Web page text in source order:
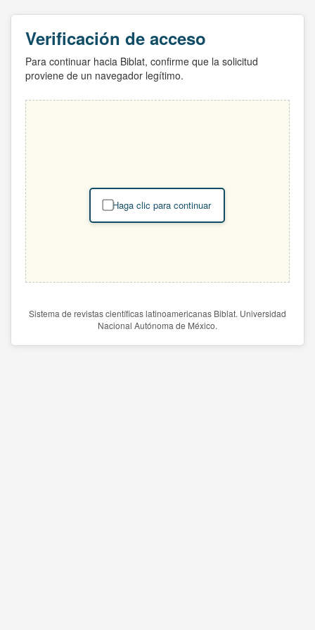
Verificación de acceso
Para continuar hacia Biblat, confirme que la solicitud
proviene de un navegador legítimo.
Haga clic para continuar
Sistema de revistas científicas latinoamericanas Biblat. Universidad
Nacional Autónoma de México.